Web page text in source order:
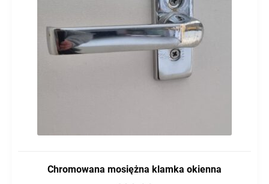
Chromowana mosiężna klamka okienna